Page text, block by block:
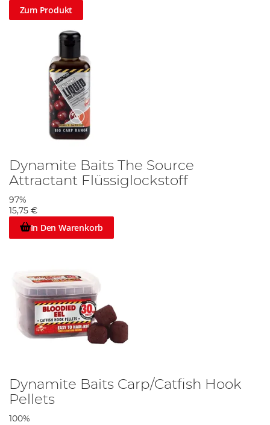
Zum Produkt
Dynamite Baits The Source
Attractant Flüssiglockstoff
97%
15,75 €
In Den Warenkorb
Dynamite Baits Carp/Catfish Hook
Pellets
100%